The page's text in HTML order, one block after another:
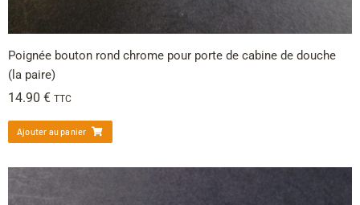
Poignée bouton rond chrome pour porte de cabine de douche
(la paire)
14.90 € TTC
Ajouter au panier